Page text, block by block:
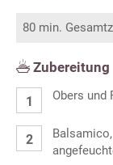
80 min.
Zubereitung
Obers und